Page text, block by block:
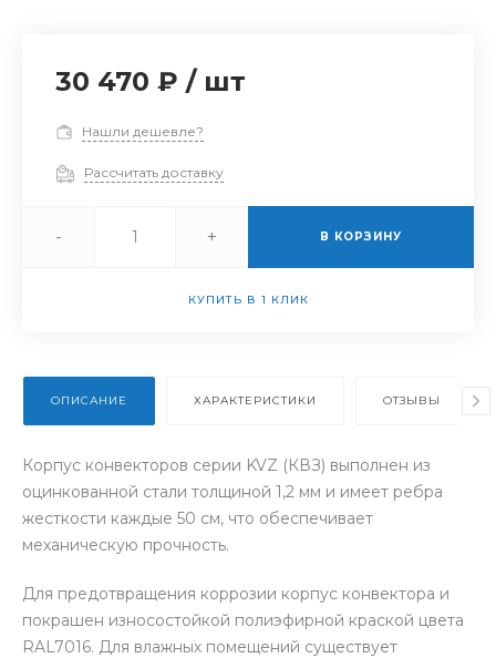
30 470 ₽ / шт
Нашли дешевле?
Рассчитать доставку
- + В КОРЗИНУ
КУПИТЬ В 1 КЛИК
ОПИСАНИЕ ХАРАКТЕРИСТИКИ ОТЗЫВЫ
Корпус конвекторов серии KVZ (КВЗ) выполнен из
оцинкованной стали толщиной 1,2 мм и имеет ребра
жесткости каждые 50 см, что обеспечивает
механическую прочность.
Для предотвращения коррозии корпус конвектора и
покрашен износостойкой полиэфирной краской цвета
RAL7016. Для влажных помещений существует